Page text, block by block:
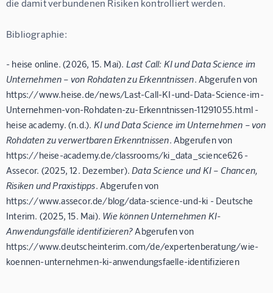
die damit verbundenen Risiken kontrolliert werden.
Bibliographie:
- heise online. (2026, 15. Mai). Last Call: KI und Data Science im
Unternehmen – von Rohdaten zu Erkenntnissen . Abgerufen von
https://www.heise.de/news/Last-Call-KI-und-Data-Science-im-
Unternehmen-von-Rohdaten-zu-Erkenntnissen-11291055.html -
heise academy. (n.d.). KI und Data Science im Unternehmen – von
Rohdaten zu verwertbaren Erkenntnissen . Abgerufen von
https://heise-academy.de/classrooms/ki_data_science626 -
Assecor. (2025, 12. Dezember). Data Science und KI – Chancen,
Risiken und Praxistipps . Abgerufen von
https://www.assecor.de/blog/data-science-und-ki - Deutsche
Interim. (2025, 15. Mai). Wie können Unternehmen KI-
Anwendungsfälle identifizieren? Abgerufen von
https://www.deutscheinterim.com/de/expertenberatung/wie-
koennen-unternehmen-ki-anwendungsfaelle-identifizieren